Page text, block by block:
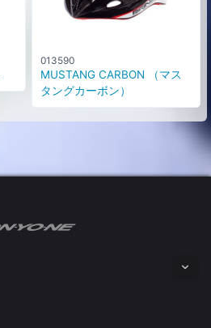
013590
MUSTANG CARBON （マス
タングカーボン）